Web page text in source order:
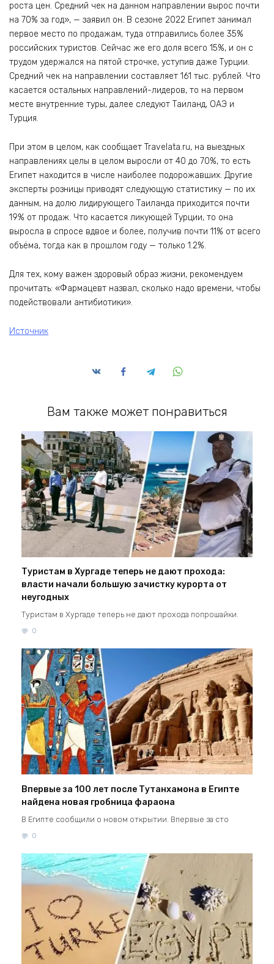
роста цен. Средний чек на данном направлении вырос почти
на 70% за год», — заявил он. В сезоне 2022 Египет занимал
первое место по продажам, туда отправились более 35%
российских туристов. Сейчас же его доля всего 15%, и он с
трудом удержался на пятой строчке, уступив даже Турции.
Средний чек на направлении составляет 161 тыс. рублей. Что
касается остальных направлений-лидеров, то на первом
месте внутренние туры, далее следуют Таиланд, ОАЭ и
Турция.
При этом в целом, как сообщает Travelata.ru, на выездных
направлениях целы в целом выросли от 40 до 70%, то есть
Египет находится в числе наиболее подорожавших. Другие
эксперты розницы приводят следующую статистику — по их
данным, на долю лидирующего Таиланда приходится почти
19% от продаж. Что касается ликующей Турции, то она
выросла в спросе вдвое и более, получив почти 11% от всего
объёма, тогда как в прошлом году — только 1.2%.
Для тех, кому важен здоровый образ жизни, рекомендуем
прочитать: «Фармацевт назвал, сколько надо времени, чтобы
подействовали антибиотики».
Источник
Вам также может понравиться
Туристам в Хургаде теперь не дают прохода:
власти начали большую зачистку курорта от
неугодных
Туристам в Хургаде теперь не дают прохода попрошайки.
0
Впервые за 100 лет после Тутанхамона в Египте
найдена новая гробница фараона
В Египте сообщили о новом открытии. Впервые за сто
0